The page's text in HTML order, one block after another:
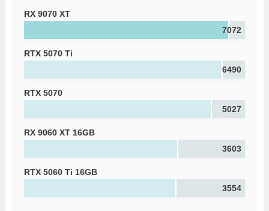
RX 9070 XT
7072
RTX 5070 Ti
6490
RTX 5070
5027
RX 9060 XT 16GB
3603
RTX 5060 Ti 16GB
3554